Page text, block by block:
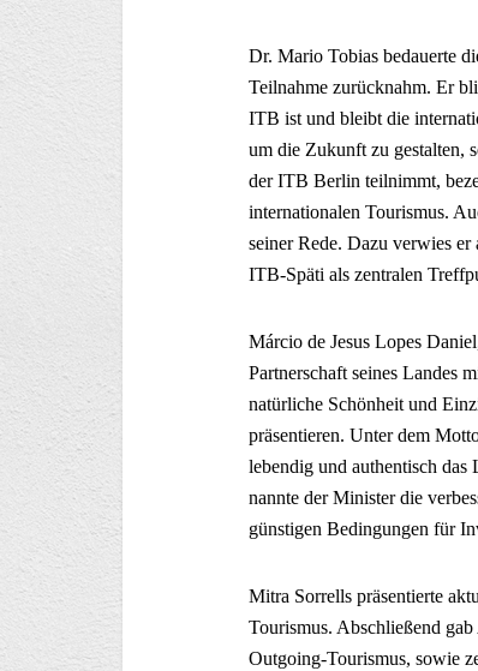
Dr. Mario Tobias bedauerte
Teilnahme zurücknahm. Er
ITB ist und bleibt die
um die Zukunft zu gestalten,
der ITB Berlin teilnimmt,
internationalen Tourismus.
seiner Rede. Dazu verwies
ITB-Späti als zentralen
Márcio de Jesus Lopes
Partnerschaft seines Landes
natürliche Schönheit und
präsentieren. Unter dem
lebendig und authentisch
nannte der Minister die
günstigen Bedingungen für
Mitra Sorrells präsentierte
Tourismus. Abschließend
Outgoing-Tourismus, sowie